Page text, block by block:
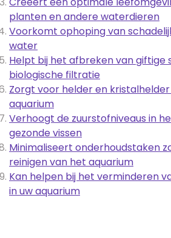
planten en andere waterdieren
Voorkomt ophoping van
water
Helpt bij het afbreken van giftige
biologische filtratie
Zorgt voor helder en
aquarium
Verhoogt de zuurstofniveaus in
gezonde vissen
Minimaliseert onderhoudstaken
reinigen van het aquarium
Kan helpen bij het verminderen
in uw aquarium